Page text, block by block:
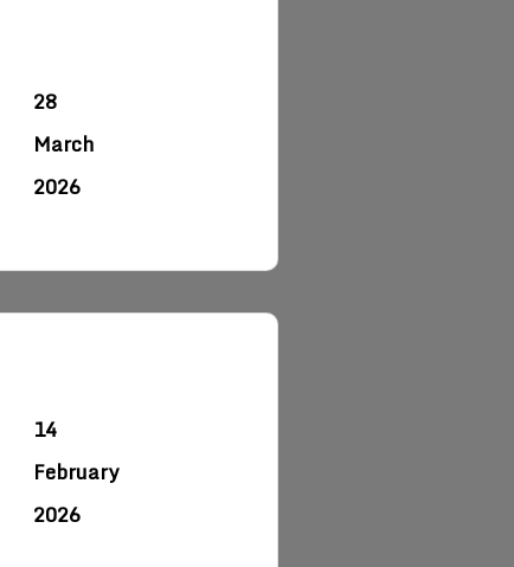
28
March
2026
14
February
2026